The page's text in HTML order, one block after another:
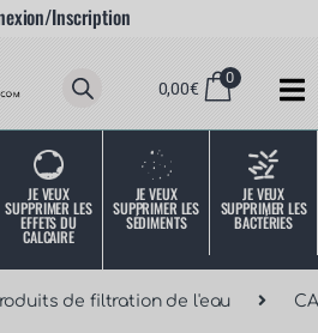
Inscription
0,00€
0
JE VEUX
SUPPRIMER LES
EFFETS DU
CALCAIRE
JE VEUX
SUPPRIMER LES
SÉDIMENTS
JE VEUX
SUPPRIMER LES
BACTÉRIES
de filtration de l'eau